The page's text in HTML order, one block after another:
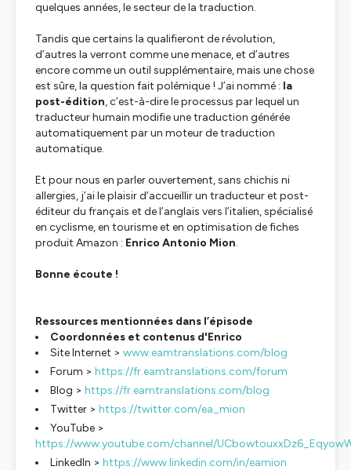
quelques années, le secteur de la traduction.
Tandis que certains la qualifieront de révolution,
d’autres la verront comme une menace, et d’autres
encore comme un outil supplémentaire, mais une chose
est sûre, la question fait polémique ! J’ai nommé : la
post-édition, c’est-à-dire le processus par lequel un
traducteur humain modifie une traduction générée
automatiquement par un moteur de traduction
automatique.
Et pour nous en parler ouvertement, sans chichis ni
allergies, j’ai le plaisir d’accueillir un traducteur et post-
éditeur du français et de l’anglais vers l’italien, spécialisé
en cyclisme, en tourisme et en optimisation de fiches
produit Amazon : Enrico Antonio Mion.
Bonne écoute !
Ressources mentionnées dans l’épisode
Coordonnées et contenus d'Enrico
Site Internet > www.eamtranslations.com/blog
Forum > https://fr.eamtranslations.com/forum
Blog > https://fr.eamtranslations.com/blog
Twitter > https://twitter.com/ea_mion
YouTube >
https://www.youtube.com/channel/
LinkedIn > https://www.linkedin.com/in/eamion